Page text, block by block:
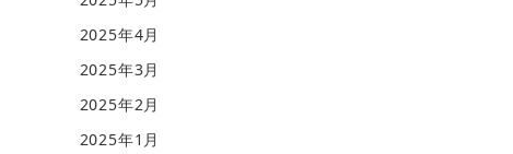
2025年4月
2025年3月
2025年2月
2025年1月